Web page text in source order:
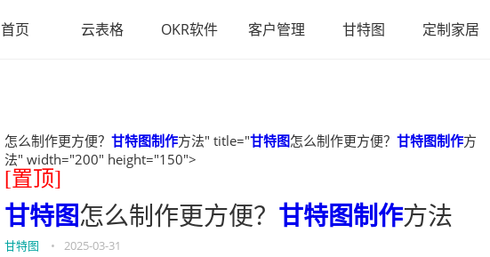
首页 云表格 OKR软件 客户管理 甘特图 定制家居
怎么制作更方便？ 甘特图制作方法" title="甘特图怎么制作更方便？ 甘特图制作方
法" width="200" height="150">
[置顶]
甘特图怎么制作更方便？ 甘特图制作方法
甘特图 • 2025-03-31